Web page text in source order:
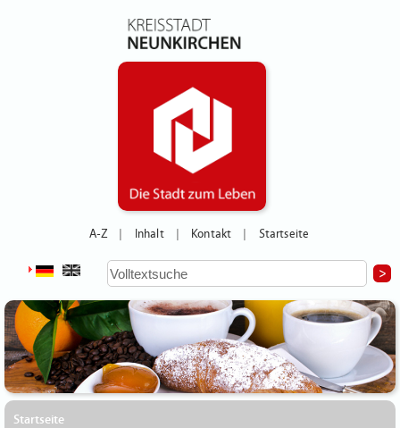
A-Z Inhalt Kontakt Startseite
Startseite